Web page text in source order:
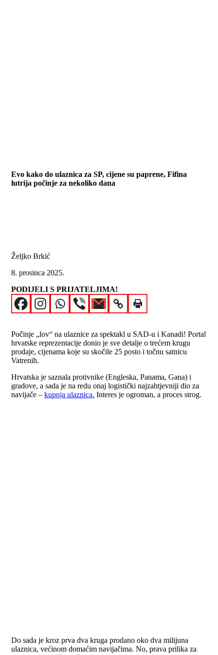
Evo kako do ulaznica za SP, cijene su paprene, Fifina
lutrija počinje za nekoliko dana
Željko Brkić
8. prosinca 2025.
PODIJELI S PRIJATELJIMA!
Počinje „lov“ na ulaznice za spektakl u SAD-u i Kanadi! Portal
hrvatske reprezentacije donio je sve detalje o trećem krugu
prodaje, cijenama koje su skočile 25 posto i točnu satnicu
Vatrenih.
Hrvatska je saznala protivnike (Engleska, Panama, Gana) i
gradove, a sada je na redu onaj logistički najzahtjevniji dio za
navijače – kupnja ulaznica. Interes je ogroman, a proces strog.
Do sada je kroz prva dva kruga prodano oko dva milijuna
ulaznica, većinom domaćim navijačima. No, prava prilika za